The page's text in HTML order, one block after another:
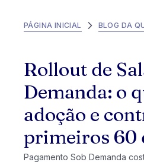
PÁGINA INICIAL BLOG DA
Rollout de
Demanda: o
adoção e
primeiros 60
Pagamento Sob Demanda